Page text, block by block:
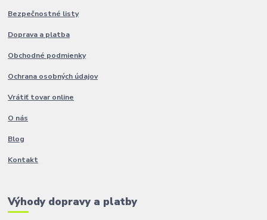
Bezpečnostné listy
Doprava a platba
Obchodné podmienky
Ochrana osobných údajov
Vrátiť tovar online
O nás
Blog
Kontakt
Výhody dopravy a platby